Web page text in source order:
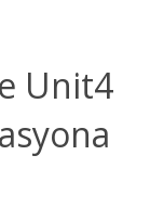
Unit4